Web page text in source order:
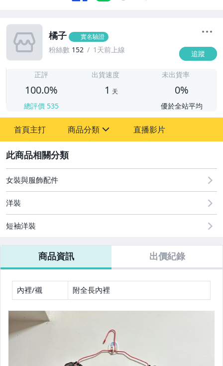
橘子 實名驗證
粉絲數 152 1天前上線 追蹤
正評
100.0%
總評價 535
出貨速度
1 天
未出貨率
0%
優於全站平均
首頁主打 商品分類
女裝與服飾配件
運動、戶外與休閒
直播影片
女裝與服飾配件
洋裝
短袖洋裝
商品資訊 出價紀錄
內裡/襯 附全長內裡